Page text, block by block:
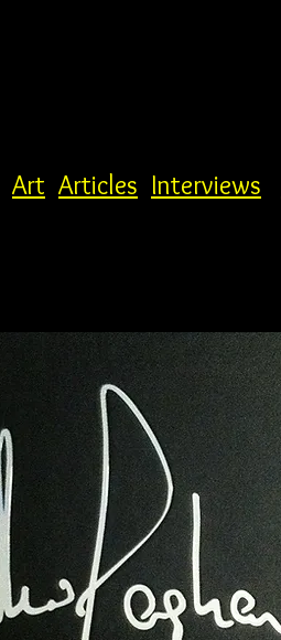
Art Articles Interviews